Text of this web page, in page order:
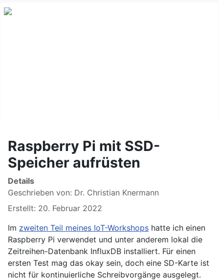
Raspberry Pi mit SSD-
Speicher aufrüsten
Details
Geschrieben von: Dr. Christian Knermann
Erstellt: 20. Februar 2022
Im zweiten Teil meines IoT-Workshops hatte ich einen
Raspberry Pi verwendet und unter anderem lokal die
Zeitreihen-Datenbank InfluxDB installiert. Für einen
ersten Test mag das okay sein, doch eine SD-Karte ist
nicht für kontinuierliche Schreibvorgänge ausgelegt.